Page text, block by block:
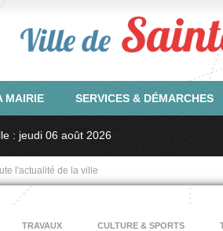
MAIRIE SERVICES & DÉMARCHES
: jeudi 06 août 2026
l'actualité de la ville
TRAVAUX CULTURE & SPORTS